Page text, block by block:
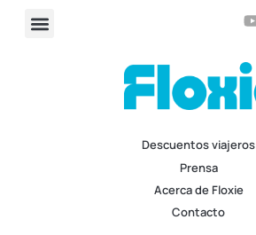
Descuentos viajeros
Prensa
Acerca de Floxie
Contacto